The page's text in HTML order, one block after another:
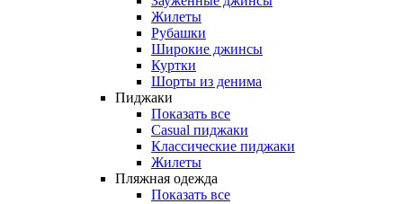
Жилеты
Рубашки
Широкие джинсы
Куртки
Шорты из денима
Пиджаки
Показать все
Casual пиджаки
Классические пиджаки
Жилеты
Пляжная одежда
Показать все